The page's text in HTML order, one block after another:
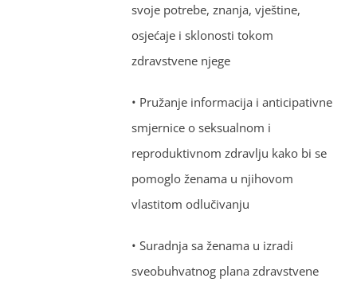
svoje potrebe, znanja, vještine,
osjećaje i sklonosti tokom
zdravstvene njege
• Pružanje informacija i anticipativne
smjernice o seksualnom i
reproduktivnom zdravlju kako bi se
pomoglo ženama u njihovom
vlastitom odlučivanju
• Suradnja sa ženama u izradi
sveobuhvatnog plana zdravstvene